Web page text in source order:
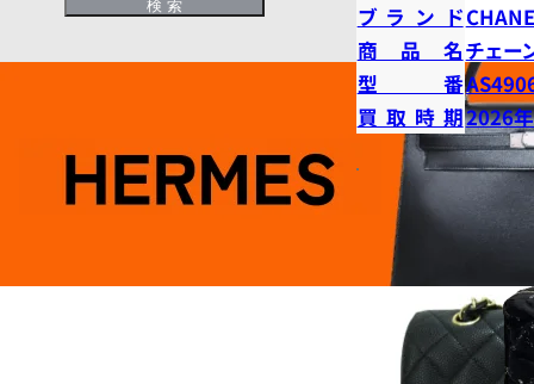
ブランド
商品名チェー
型番
買取時期2026